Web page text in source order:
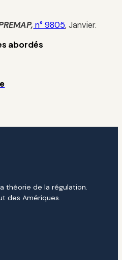
, n° 9805, Janvier.
abordés
théorie de la régulation.
des Amériques.